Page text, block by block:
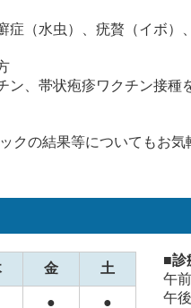
症（水虫）、疣贅（イボ）
ン、帯状疱疹ワクチン接種
クの結果等についてもお気
金 土
● ●
■診
午
午